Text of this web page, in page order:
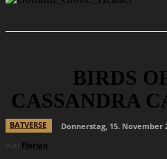
BIRDS
CASSANDRA
BATVERSE
Donnerstag, 15. November
von Florian